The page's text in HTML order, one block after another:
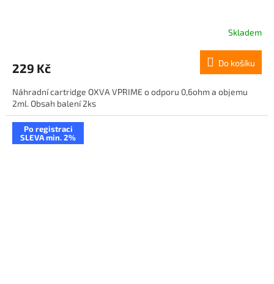
Skladem
229 Kč Do košíku
Náhradní cartridge OXVA VPRIME o odporu 0,6ohm a objemu
2ml. Obsah balení 2ks
Po registraci
SLEVA min. 2%